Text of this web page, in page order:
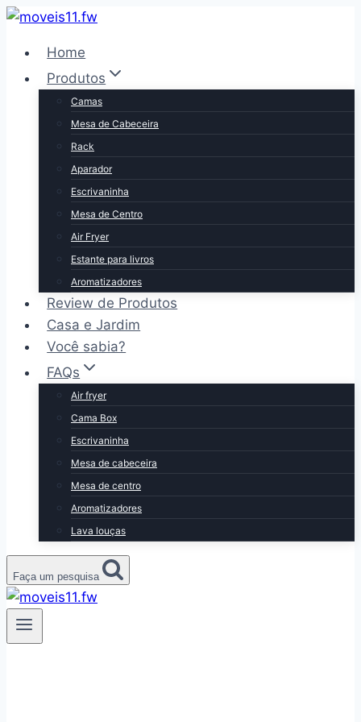
Pular
Conteúdo
Home
Produtos
Camas
Mesa de Cabeceira
Rack
Aparador
Escrivaninha
Mesa de Centro
Air Fryer
Estante para livros
Aromatizadores
Review de Produtos
Casa e Jardim
Você sabia?
FAQs
Air fryer
Cama Box
Escrivaninha
Mesa de cabeceira
Mesa de centro
Aromatizadores
Lava louças
Faça um pesquisa